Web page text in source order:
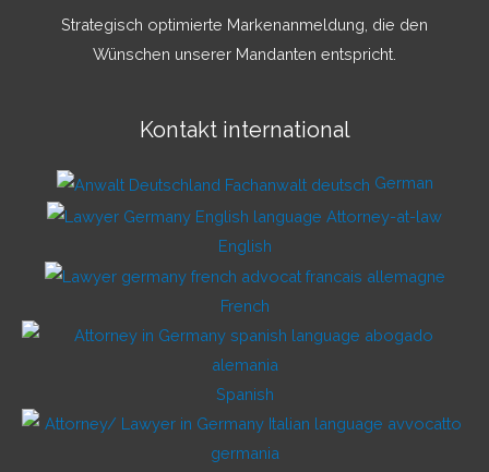
Strategisch optimierte Markenanmeldung, die den
Wünschen unserer Mandanten entspricht.
Kontakt international
German
English
French
Spanish